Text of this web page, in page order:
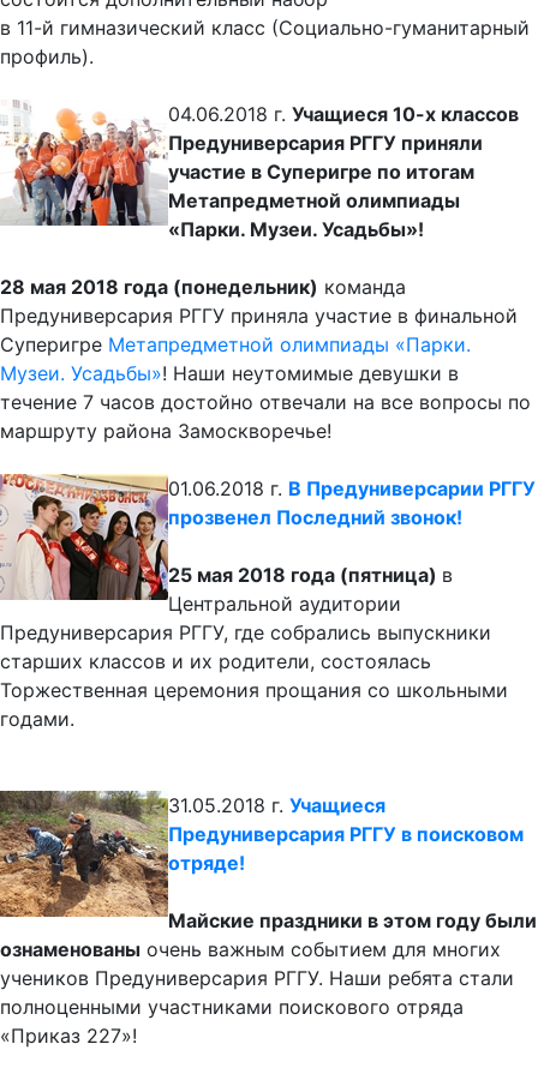
в 11-й гимназический класс (Социально-гуманитарный
профиль).
04.06.2018 г. Учащиеся 10-х классов
Предуниверсария РГГУ приняли
участие в Суперигре по итогам
Метапредметной олимпиады
«Парки. Музеи. Усадьбы»!
28 мая 2018 года (понедельник) команда
Предуниверсария РГГУ приняла участие в финальной
Суперигре Метапредметной олимпиады «Парки.
Музеи. Усадьбы»! Наши неутомимые девушки в
течение 7 часов достойно отвечали на все вопросы по
маршруту района Замоскворечье!
01.06.2018 г. В Предуниверсарии РГГУ
прозвенел Последний звонок!
25 мая 2018 года (пятница) в
Центральной аудитории
Предуниверсария РГГУ, где собрались выпускники
старших классов и их родители, состоялась
Торжественная церемония прощания со школьными
годами.
31.05.2018 г. Учащиеся
Предуниверсария РГГУ в поисковом
отряде!
Майские праздники в этом году были
ознаменованы очень важным событием для многих
учеников Предуниверсария РГГУ. Наши ребята стали
полноценными участниками поискового отряда
«Приказ 227»!